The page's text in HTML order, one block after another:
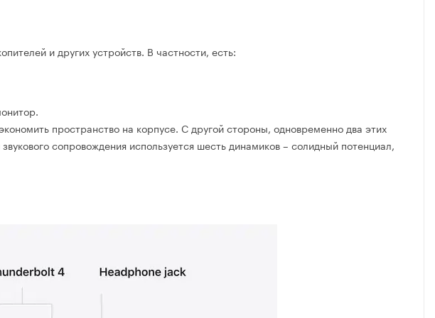
и других устройств. В частности, есть:
пространство на корпусе. С другой стороны, одновременно два этих
сопровождения используется шесть динамиков – солидный потенциал,